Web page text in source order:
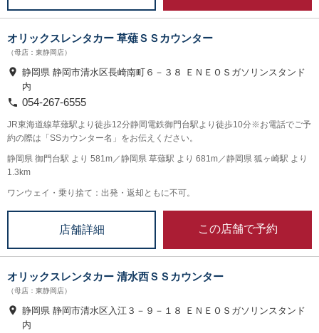
オリックスレンタカー 草薙ＳＳカウンター
（母店：東静岡店）
静岡県 静岡市清水区長崎南町６－３８ ＥＮＥＯＳガソリンスタンド
内
054-267-6555
JR東海道線草薙駅より徒歩12分静岡電鉄御門台駅より徒歩10分※お電話でご予
約の際は「SSカウンター名」をお伝えください。
静岡県 御門台駅 より 581m／静岡県 草薙駅 より 681m／静岡県 狐ヶ崎駅 より
1.3km
ワンウェイ・乗り捨て：出発・返却ともに不可。
店舗詳細 この店舗で予約
オリックスレンタカー 清水西ＳＳカウンター
（母店：東静岡店）
静岡県 静岡市清水区入江３－９－１８ ＥＮＥＯＳガソリンスタンド
内